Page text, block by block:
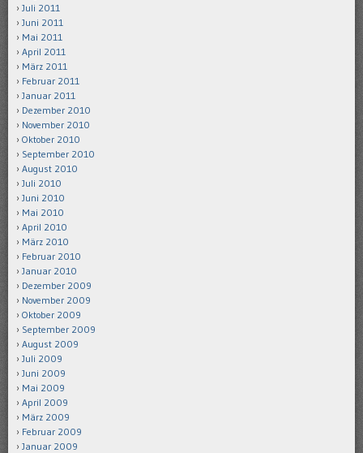
Juli 2011
Juni 2011
Mai 2011
April 2011
März 2011
Februar 2011
Januar 2011
Dezember 2010
November 2010
Oktober 2010
September 2010
August 2010
Juli 2010
Juni 2010
Mai 2010
April 2010
März 2010
Februar 2010
Januar 2010
Dezember 2009
November 2009
Oktober 2009
September 2009
August 2009
Juli 2009
Juni 2009
Mai 2009
April 2009
März 2009
Februar 2009
Januar 2009